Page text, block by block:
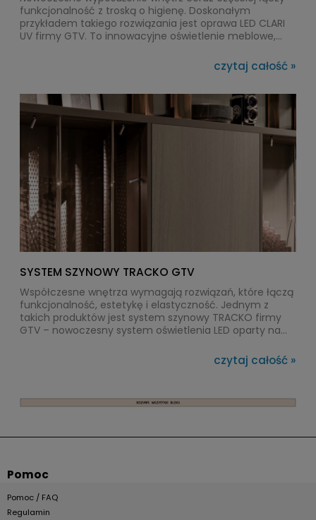
funkcjonalność z troską o higienę. Doskonałym
przykładem takiego rozwiązania jest oprawa LED CLARI
UV firmy GTV. To innowacyjne oświetlenie meblowe,
również automatycznie dezynfekuje ich zawartość za
pomocą światła UVC. Dzięki temu użytkownicy mogą
stosowania środków chemicznych.
czytaj całość »
SYSTEM SZYNOWY TRACKO GTV
Współczesne wnętrza wymagają rozwiązań, które łączą
funkcjonalność, estetykę i elastyczność. Jednym z
takich produktów jest system szynowy TRACKO firmy
GTV – nowoczesny system oświetlenia LED oparty na
konfigurować rozmieszczenie źródeł światła bez
konieczności wykonywania dodatkowych instalacji
czytaj całość »
Pomoc
Pomoc / FAQ
Regulamin